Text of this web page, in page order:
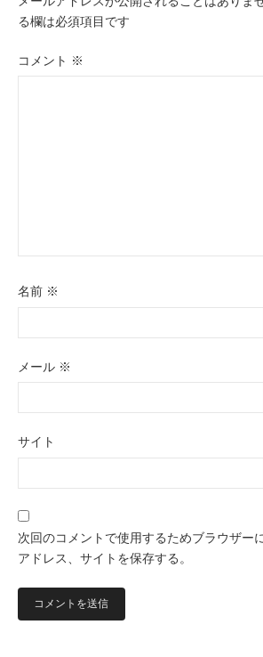
る欄は必須項目です
コメント ※
名前 ※
メール ※
サイト
次回のコメントで使用するためブラウザー
アドレス、サイトを保存する。